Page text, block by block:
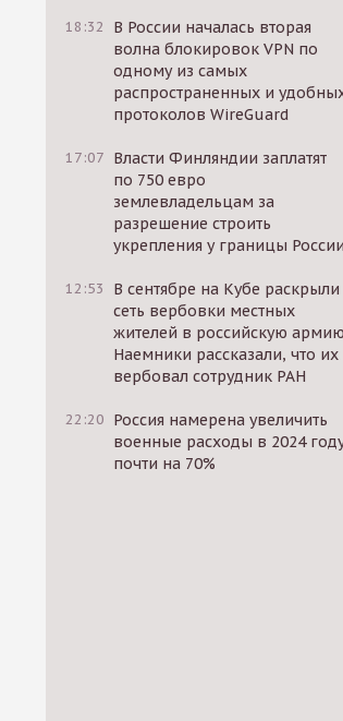
18:32
В России началась вторая
волна блокировок VPN по
одному из самых
распространенных и
протоколов WireGuard
17:07 Власти Финляндии заплатят
по 750 евро
землевладельцам за
разрешение строить
укрепления у границы России
12:53
В сентябре на Кубе раскрыли
сеть вербовки местных
жителей в российскую
Наемники рассказали, что их
вербовал сотрудник РАН
22:20 Россия намерена увеличить
военные расходы в 2024
почти на 70%